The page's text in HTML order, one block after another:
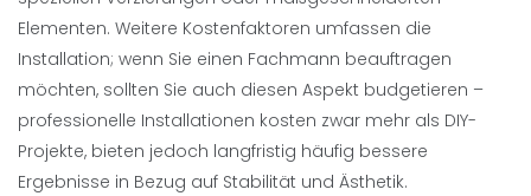
Elementen. Weitere Kostenfaktoren umfassen die
Installation; wenn Sie einen Fachmann beauftragen
möchten, sollten Sie auch diesen Aspekt budgetieren –
professionelle Installationen kosten zwar mehr als DIY-
Projekte, bieten jedoch langfristig häufig bessere
Ergebnisse in Bezug auf Stabilität und Ästhetik.